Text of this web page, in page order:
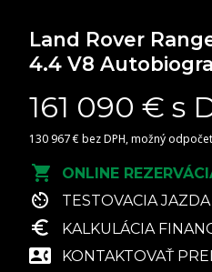
Land Rover
4.4 V8
161 090 € s
130 967 € bez DPH, možný
ONLINE
TESTOVACIA JAZDA
KALKULÁCIA
KONTAKTOVAŤ